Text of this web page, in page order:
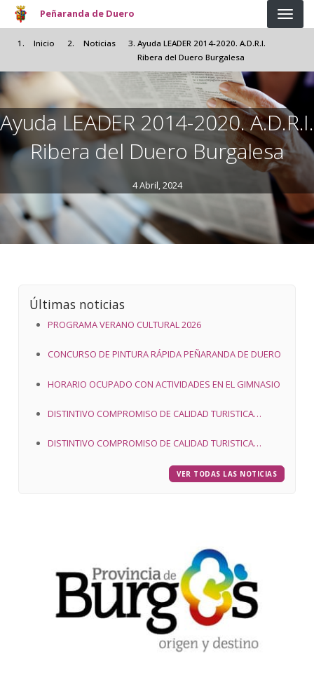
Pasar al contenido principal
Peñaranda de Duero
Inicio Noticias
Ayuda LEADER 2014-2020. A.D.R.I.
Ribera del Duero Burgalesa
Ayuda LEADER 2014-2020. A.D.R.I.
Ribera del Duero Burgalesa
4 Abril, 2024
Últimas noticias
PROGRAMA VERANO CULTURAL 2026
CONCURSO DE PINTURA RÁPIDA PEÑARANDA DE DUERO
HORARIO OCUPADO CON ACTIVIDADES EN EL GIMNASIO
DISTINTIVO COMPROMISO DE CALIDAD TURISTICA
DISTINTIVO COMPROMISO DE CALIDAD TURISTICA
VER TODAS LAS NOTICIAS